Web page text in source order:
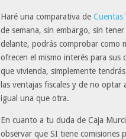
Haré una comparativa deCuentas
de semana, sin embargo, sin
delante, podrás comprobar como
ofrecen el mismo interés para sus
que vivienda, simplemente
las ventajas fiscales y de no optar
igual una que otra.
En cuanto a tu duda de Caja
observar que SI tiene comisiones